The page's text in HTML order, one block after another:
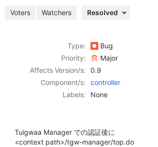
Voters Watchers Resolved
Type: Bug
Priority:
Major
Affects Version/s:
0.9
Component/s:
controller
Labels:
None
Tuigwaa Manager での認証後に
<context path>/tgw-manager/top.do